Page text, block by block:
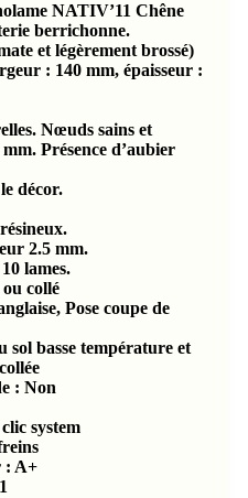
NATIV’11 Chêne
berrichonne.
et légèrement brossé)
: 140 mm, épaisseur :
Nœuds sains et
Présence d’aubier
décor.
2.5 mm.
lames.
collé
Pose coupe de
sol basse température et
: Non
system
: A+